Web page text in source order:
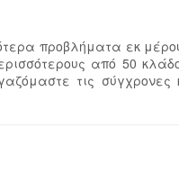
προβλήματα εκ
από 50
τις